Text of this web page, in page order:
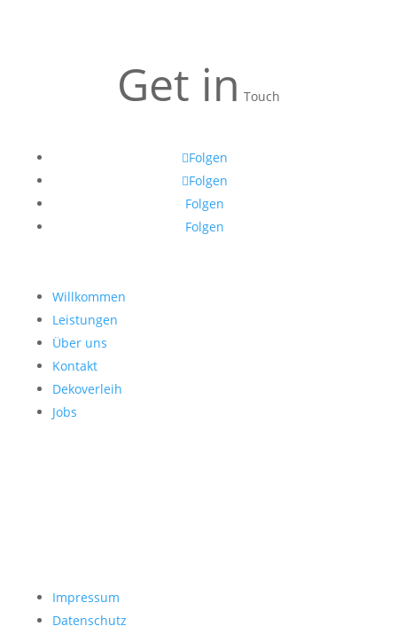
Get in Touch
Folgen
Folgen
Folgen
Folgen
Willkommen
Leistungen
Über uns
Kontakt
Dekoverleih
Jobs
Impressum
Datenschutz